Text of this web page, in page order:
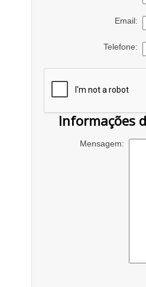
Email:
Telefone:
Informações
Mensagem: